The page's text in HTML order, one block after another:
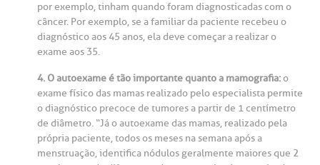
Endereço:
R. Colômbia, 332
São Paulo - SP
e perdidos
por exemplo, tinham quando foram diagnosticadas com o
câncer. Por exemplo, se a familiar da paciente recebeu o
diagnóstico aos 45 anos, ela deve começar a realizar o
exame aos 35.
4. O autoexame é tão importante quanto a mamografia:o
exame físico das mamas realizado pelo especialista permite
o diagnóstico precoce de tumores a partir de 1 centímetro
de diâmetro. “Já o autoexame das mamas, realizado pela
própria paciente, todos os meses na semana após a
menstruação, identifica nódulos geralmente maiores que 2